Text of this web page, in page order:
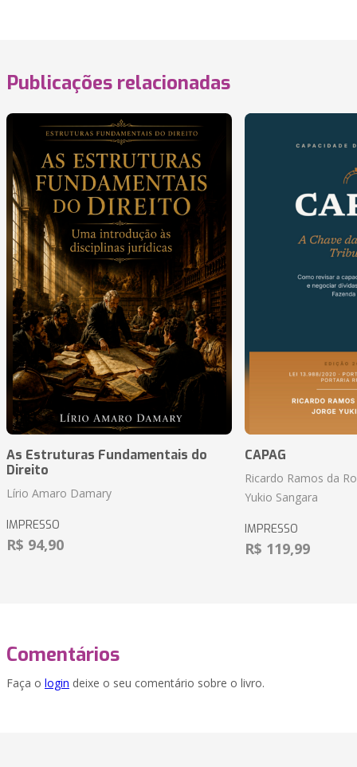
Publicações relacionadas
As Estruturas Fundamentais do
Direito
Lírio Amaro Damary
IMPRESSO
R$ 94,90
CAPAG
Ricardo Ramos da
Yukio Sangara
IMPRESSO
R$ 119,99
Comentários
Faça o login deixe o seu comentário sobre o livro.